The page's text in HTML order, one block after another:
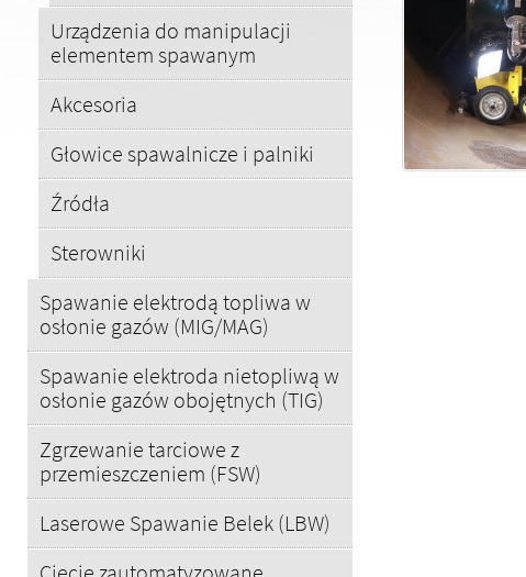
Urządzenia do manipulacji
elementem spawanym
Akcesoria
Głowice spawalnicze i palniki
Źródła
Sterowniki
Spawanie elektrodą topliwa w
osłonie gazów (MIG/MAG)
Spawanie elektroda nietopliwą w
osłonie gazów obojętnych (TIG)
Zgrzewanie tarciowe z
przemieszczeniem (FSW)
Laserowe Spawanie Belek (LBW)